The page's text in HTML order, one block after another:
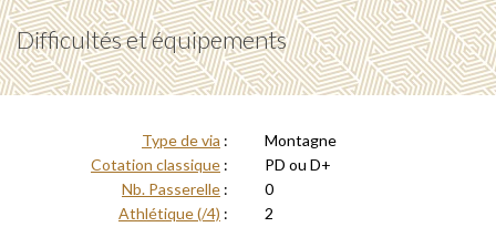
Difficultés et équipements
Type de via :
Montagne
Cotation classique :
PD ou D+
Nb. Passerelle :
0
Athlétique (/4) :
2